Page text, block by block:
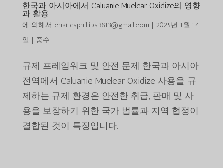
한국과 아시아에서 Caluanie Muelear Oxidize의 영향
과 활용
에 의해서 charlesphillips3813@gmail.com | 2025년 1월 14
일 | 중수
규제 프레임워크 및 안전 문제 한국과 아시아
전역에서 Caluanie Muelear Oxidize 사용을 규
제하는 규제 환경은 안전한 취급, 판매 및 사
용을 보장하기 위한 국가 법률과 지역 협정이
결합된 것이 특징입니다.